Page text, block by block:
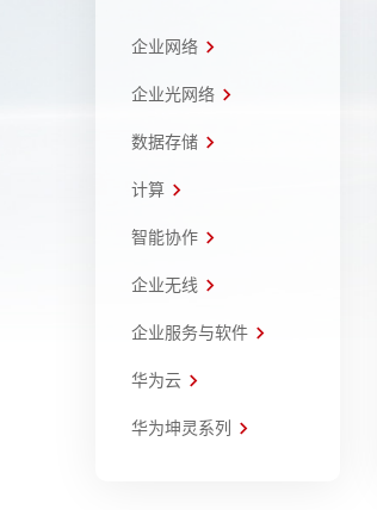
企业网络
企业光网络
数据存储
计算
智能协作
企业无线
企业服务与软件
华为云
华为坤灵系列